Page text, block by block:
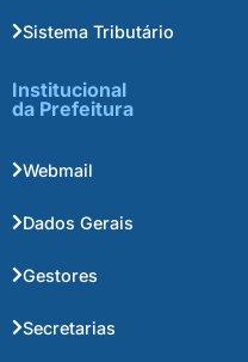
Sistema Tributário
Institucional
da Prefeitura
Webmail
Dados Gerais
Gestores
Secretarias